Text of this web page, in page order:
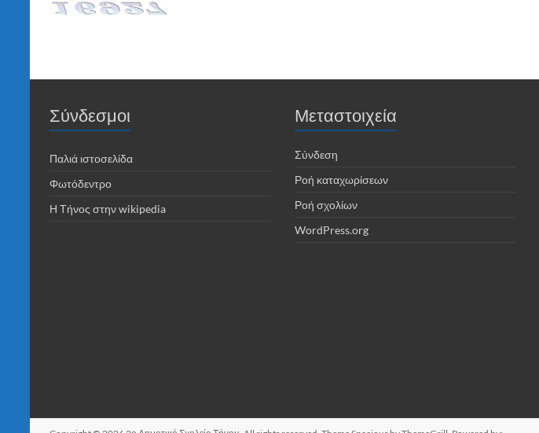
Σύνδεσμοι
Παλιά ιστοσελίδα
Φωτόδεντρο
Η Τήνος στην wikipedia
Μεταστοιχεία
Σύνδεση
Ροή καταχωρίσεων
Ροή σχολίων
WordPress.org